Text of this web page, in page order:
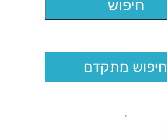
חיפוש מתקדם